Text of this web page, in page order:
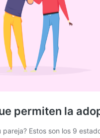
permiten la
pareja? Estos son los 9